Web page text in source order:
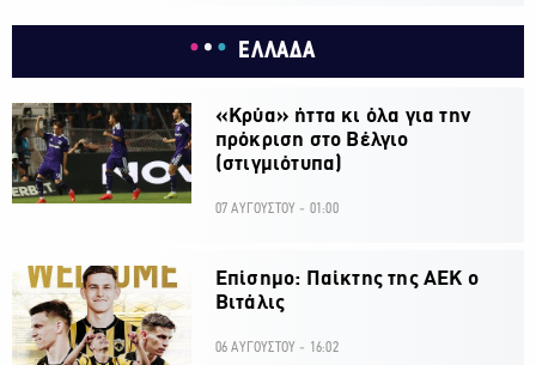
ΕΛΛΑΔΑ
«Κρύα» ήττα κι όλα για την
πρόκριση στο Βέλγιο
(στιγμιότυπα)
07 ΑΥΓΟΥΣΤΟΥ - 01:00
Επίσημο: Παίκτης της ΑΕΚ ο
Βιτάλις
06 ΑΥΓΟΥΣΤΟΥ - 16:02